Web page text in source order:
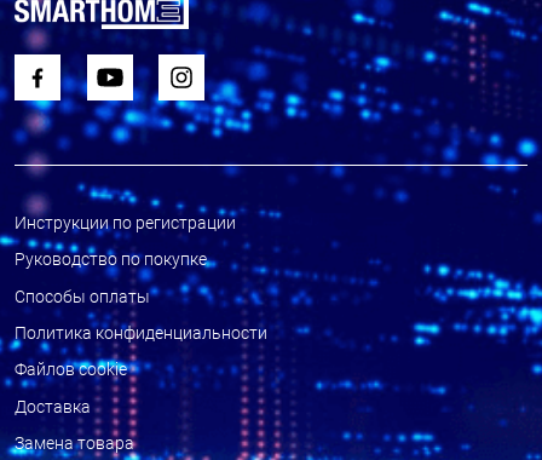
Инструкции по регистрации
Руководство по покупке
Способы оплаты
Политика конфиденциальности
Файлов cookie
Доставка
Замена товара